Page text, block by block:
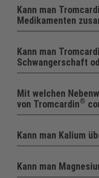
Kann man
Medikamenten
Kann man
Schwangerschaft
Mit welchen
von Tromcardin®
Kann man Kalium
Kann man